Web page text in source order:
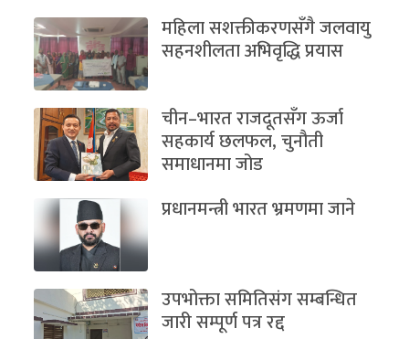
महिला सशक्तीकरणसँगै जलवायु
सहनशीलता अभिवृद्धि प्रयास
चीन–भारत राजदूतसँग ऊर्जा
सहकार्य छलफल, चुनौती
समाधानमा जोड
प्रधानमन्त्री भारत भ्रमणमा जाने
उपभोक्ता समितिसंग सम्बन्धित
जारी सम्पूर्ण पत्र रद्द